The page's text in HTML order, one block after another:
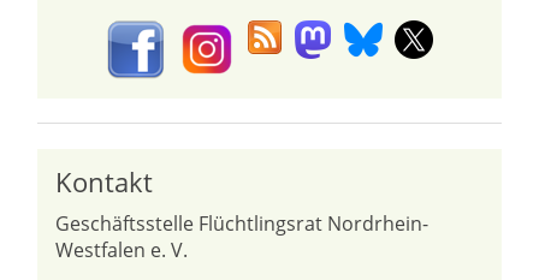
Kontakt
Geschäftsstelle Flüchtlingsrat Nordrhein-
Westfalen e. V.